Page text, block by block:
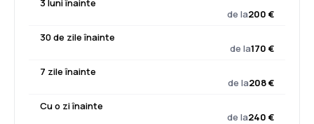
3 luni înainte
de la200 €
30 de zile înainte
de la170 €
7 zile înainte
de la208 €
Cu o zi înainte
de la240 €